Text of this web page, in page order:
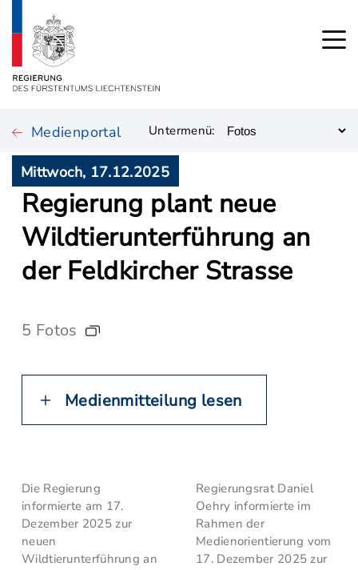
Medienportal Untermenü:
Mittwoch, 17.12.2025
Regierung plant neue
Wildtierunterführung an
der Feldkircher Strasse
5 Fotos
Medienmitteilung lesen
Die Regierung
informierte am 17.
Dezember 2025 zur
neuen
Wildtierunterführung an
Regierungsrat Daniel
Oehry informierte im
Rahmen der
Medienorientierung vom
17. Dezember 2025 zur